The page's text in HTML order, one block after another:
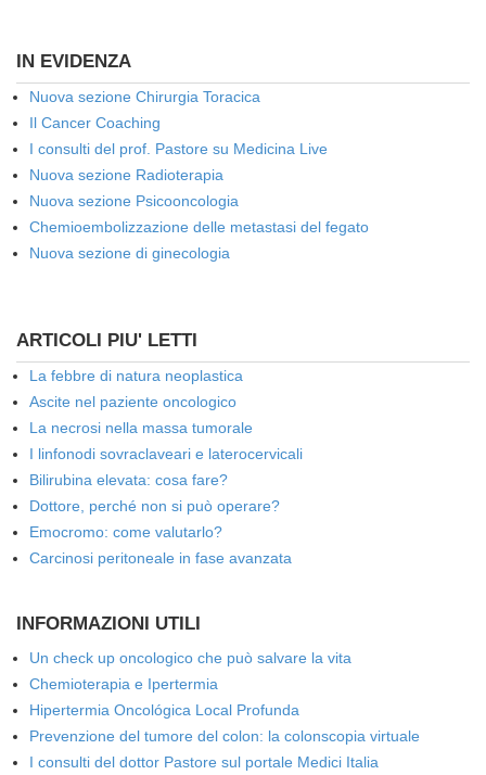
IN EVIDENZA
Nuova sezione Chirurgia Toracica
Il Cancer Coaching
I consulti del prof. Pastore su Medicina Live
Nuova sezione Radioterapia
Nuova sezione Psicooncologia
Chemioembolizzazione delle metastasi del fegato
Nuova sezione di ginecologia
ARTICOLI PIU' LETTI
La febbre di natura neoplastica
Ascite nel paziente oncologico
La necrosi nella massa tumorale
I linfonodi sovraclaveari e laterocervicali
Bilirubina elevata: cosa fare?
Dottore, perché non si può operare?
Emocromo: come valutarlo?
Carcinosi peritoneale in fase avanzata
INFORMAZIONI UTILI
Un check up oncologico che può salvare la vita
Chemioterapia e Ipertermia
Hipertermia Oncológica Local Profunda
Prevenzione del tumore del colon: la colonscopia virtuale
I consulti del dottor Pastore sul portale Medici Italia